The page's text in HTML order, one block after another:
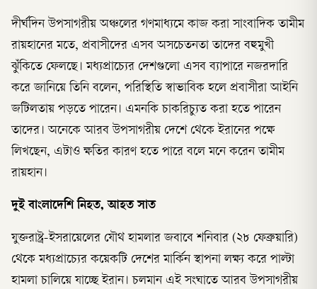
দীর্ঘদিন উপসাগরীয় অঞ্চলের গণমাধ্যমে কাজ করা সাংবাদিক তামীম
রায়হানের মতে, প্রবাসীদের এসব অসচেতনতা তাদের বহুমুখী
ঝুঁকিতে ফেলছে। মধ্যপ্রাচ্যের দেশগুলো এসব ব্যাপারে নজরদারি
করে জানিয়ে তিনি বলেন, পরিস্থিতি স্বাভাবিক হলে প্রবাসীরা আইনি
জটিলতায় পড়তে পারেন। এমনকি চাকরিচ্যুত করা হতে পারেন
তাদের। অনেকে আরব উপসাগরীয় দেশে থেকে ইরানের পক্ষে
লিখছেন, এটাও ক্ষতির কারণ হতে পারে বলে মনে করেন তামীম
রায়হান।
দুই বাংলাদেশি নিহত, আহত সাত
যুক্তরাষ্ট্র-ইসরায়েলের যৌথ হামলার জবাবে শনিবার (২৮ ফেব্রুয়ারি)
থেকে মধ্যপ্রাচ্যের কয়েকটি দেশের মার্কিন স্থাপনা লক্ষ্য করে পাল্টা
হামলা চালিয়ে যাচ্ছে ইরান। চলমান এই সংঘাতে আরব উপসাগরীয়